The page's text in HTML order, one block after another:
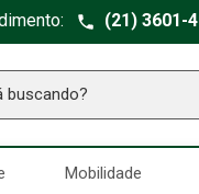
(21) 3601-
Mobilidade